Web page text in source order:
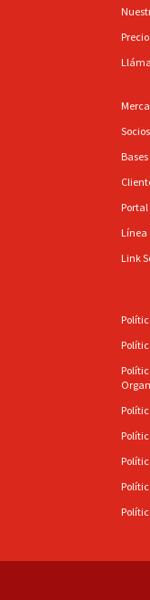
Link